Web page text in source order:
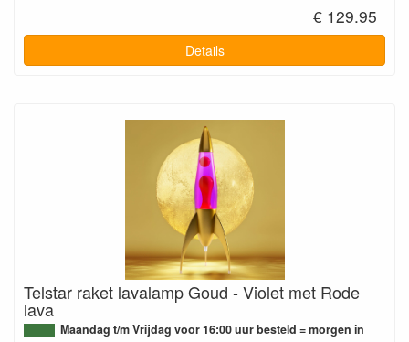
€ 129.95
Details
Telstar raket lavalamp Goud - Violet met Rode
lava
Maandag t/m Vrijdag voor 16:00 uur besteld = morgen in